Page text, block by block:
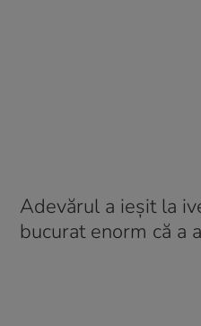
Adevărul a ieşit la
bucurat enorm că a